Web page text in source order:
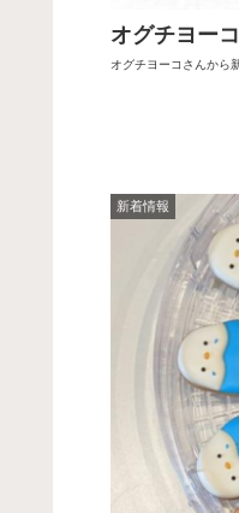
オグチヨー
オグチヨーコさんから
新着情報